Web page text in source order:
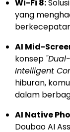
Wi-Fi 8:
yang
AI Mid-
konsep
Intelligent
hiburan,
dalam
AI Native
Doubao AI